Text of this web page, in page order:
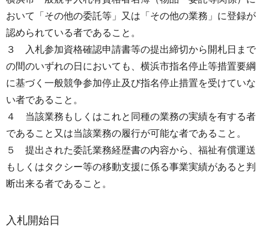
おいて「その他の委託等」又は「その他の業務」に登録が
認められている者であること。
３ 入札参加資格確認申請書等の提出締切から開札日まで
の間のいずれの日においても、横浜市指名停止等措置要綱
に基づく一般競争参加停止及び指名停止措置を受けていな
い者であること。
４ 当該業務もしくはこれと同種の業務の実績を有する者
であること又は当該業務の履行が可能な者であること。
５ 提出された委託業務経歴書の内容から、福祉有償運送
もしくはタクシー等の移動支援に係る事業実績があると判
断出来る者であること。
入札開始日